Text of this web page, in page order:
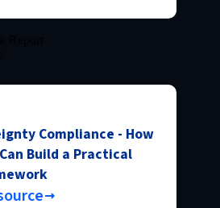
Compliance - How
Build a Practical